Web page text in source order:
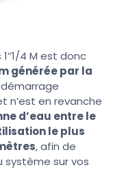
4 M est donc
générée par la
n’est en revanche
d’eau entre le
le plus
, afin de
système sur vos